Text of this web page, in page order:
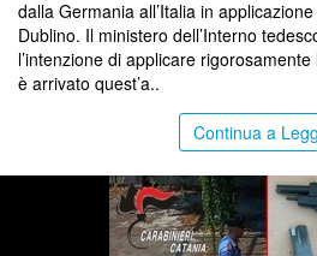
dalla Germania all’Italia in
Dublino. Il ministero dell’Interno
l’intenzione di applicare
è arrivato quest’a..
Continua a